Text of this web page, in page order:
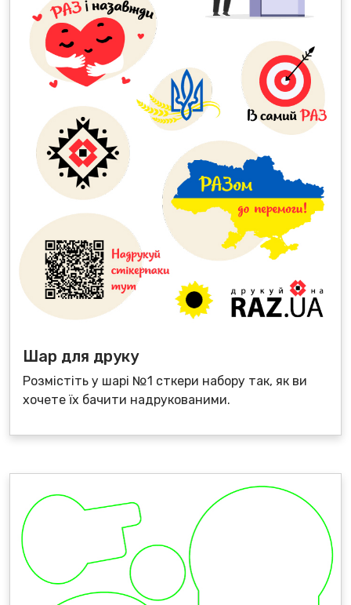
Шар для друку
Розмістіть у шарі №1 сткери набору так, як ви
хочете їх бачити надрукованими.